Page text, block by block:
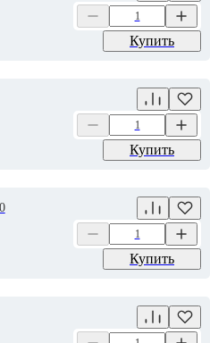
Купить
Купить
Купить